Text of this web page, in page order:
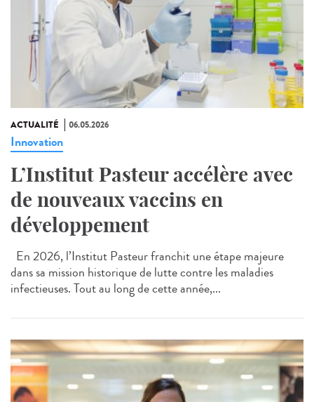
ACTUALITÉ 06.05.2026
Innovation
L’Institut Pasteur accélère avec
de nouveaux vaccins en
développement
En 2026, l’Institut Pasteur franchit une étape majeure
dans sa mission historique de lutte contre les maladies
infectieuses. Tout au long de cette année,...